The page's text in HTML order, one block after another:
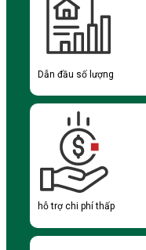
Dẫn đầu số lượng
hỗ trợ chi phí thấp